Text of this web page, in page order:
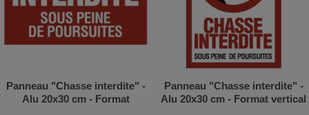
Panneau "Chasse interdite" -
Alu 20x30 cm - Format
Panneau "Chasse interdite" -
Alu 20x30 cm - Format vertical